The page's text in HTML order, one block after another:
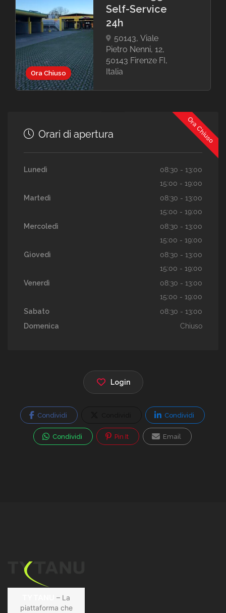
Ora Chiuso
Self-Service
24h
50143, Viale
Pietro Nenni, 12,
50143 Firenze FI,
Italia
Ora Chiuso
Orari di apertura
Lunedì
08:30 - 13:00
15:00 - 19:00
Martedì
08:30 - 13:00
15:00 - 19:00
Mercoledì
08:30 - 13:00
15:00 - 19:00
Giovedì
08:30 - 13:00
15:00 - 19:00
Venerdì
08:30 - 13:00
15:00 - 19:00
Sabato
08:30 - 13:00
Domenica
Chiuso
Login
Condividi Condividi
Condividi Pin It Email
– La
piattaforma che